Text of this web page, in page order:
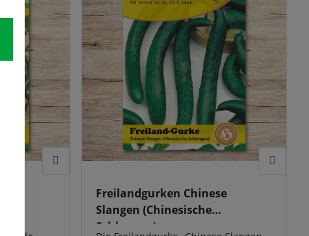
Freilandgurken Chinese
Slangen (Chinesische
Schlangen)